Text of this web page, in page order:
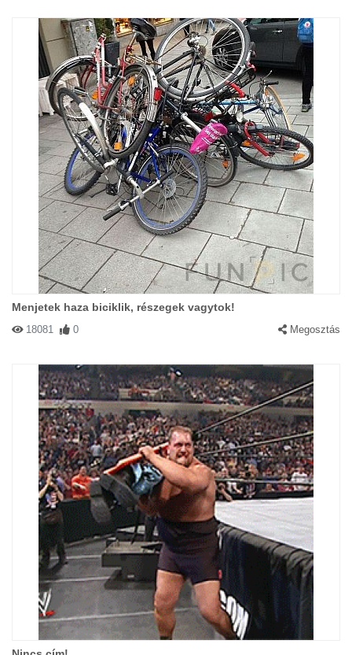
Menjetek haza biciklik, részegek vagytok!
18081 0 Megosztás